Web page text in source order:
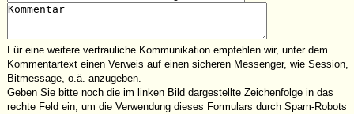
Für eine weitere vertrauliche Kommunikation empfehlen wir, unter dem
Kommentartext einen Verweis auf einen sicheren Messenger, wie Session,
Bitmessage, o.ä. anzugeben.
Geben Sie bitte noch die im linken Bild dargestellte Zeichenfolge in das
rechte Feld ein, um die Verwendung dieses Formulars durch Spam-Robots